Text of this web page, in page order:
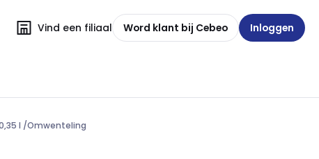
Vind een filiaal Word klant bij Cebeo Inloggen
l /Omwenteling